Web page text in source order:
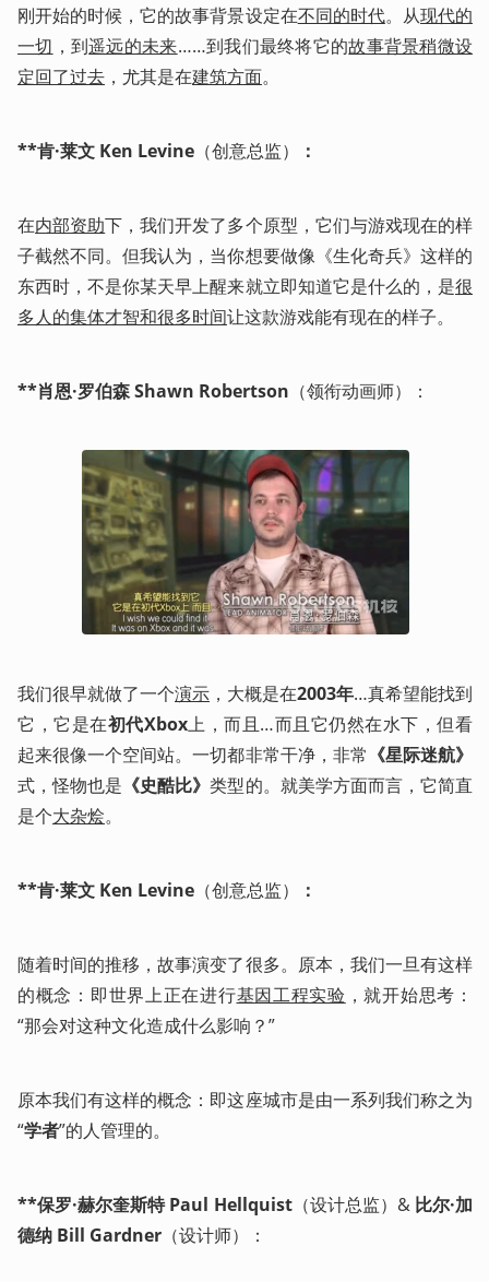
刚开始的时候，它的故事背景设定在不同的时代。从现代的
一切 ，到遥远的未来……到我们最终将它的故事背景稍微设
定回了过去 ，尤其是在建筑方面。
**肯·莱文 Ken Levine （创意总监） ：
在内部资助下，我们开发了多个原型，它们与游戏现在的样
子截然不同。但我认为，当你想要做像《生化奇兵》这样的
东西时，不是你某天早上醒来就立即知道它是什么的，是很
多人的集体才智和很多时间让这款游戏能有现在的样子。
**肖恩·罗伯森 Shawn Robertson （领衔动画师）：
我们很早就做了一个演示 ，大概是在2003年…真希望能找到
它，它是在初代Xbox上，而且…而且它仍然在水下，但看
起来很像一个空间站。一切都非常干净，非常 《星际迷航》
式，怪物也是 《史酷比》类型的。就美学方面而言，它简直
是个大杂烩。
**肯·莱文 Ken Levine （创意总监） ：
随着时间的推移，故事演变了很多。原本，我们一旦有这样
的概念：即世界上正在进行基因工程实验 ，就开始思考：
“那会对这种文化造成什么影响？”
原本我们有这样的概念：即这座城市是由一系列我们称之为
“学者”的人管理的。
**保罗·赫尔奎斯特 Paul Hellquist（设计总监）& 比尔·加
德纳 Bill Gardner （设计师）：